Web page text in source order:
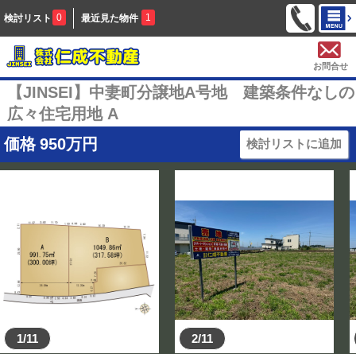
検討リスト 0 最近見た物件 1
お問合せ
【JINSEI】中妻町分譲地A号地 建築条件なしの
広々住宅用地 A
価格 950万円 検討リストに追加
1/11 2/11